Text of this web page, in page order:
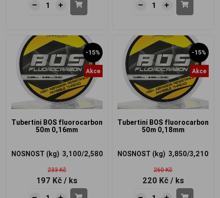
-15%
Akce
Tubertini BOS fluorocarbon
50m 0,16mm
NOSNOST (kg) 3,100/2,580
233 Kč
197 Kč / ks
-15%
Akce
Tubertini BOS fluorocarbon
50m 0,18mm
NOSNOST (kg) 3,850/3,210
260 Kč
220 Kč / ks